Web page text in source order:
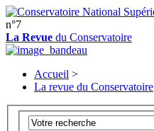
n°7
La Revue du Conservatoire
Accueil >
La revue du Conservatoire